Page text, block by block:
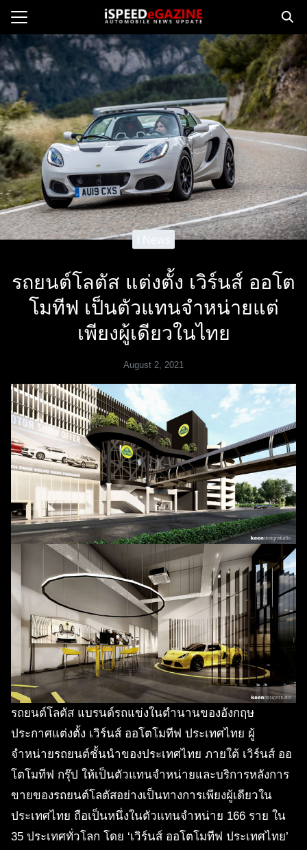
content
us
Search
for:
I News
รถยนต์โลตัส แต่งตั้ง เวิร์นส์ ออโต
โมทีฟ เป็นตัวแทนจำหน่ายแต่
เพียงผู้เดียวในไทย
August 2, 2021
รถยนต์โลตัส แบรนด์รถแข่งในตำนานของอังกฤษ
ประกาศแต่งตั้ง เวิร์นส์ ออโตโมทีฟ ประเทศไทย ผู้
จำหน่ายรถยนต์ชั้นนำของประเทศไทย ภายใต้ เวิร์นส์ ออ
โตโมทีฟ กรุ๊ป ให้เป็นตัวแทนจำหน่ายและบริการหลังการ
ขายของรถยนต์โลตัสอย่างเป็นทางการเพียงผู้เดียวใน
ประเทศไทย ถือเป็นหนึ่งในตัวแทนจำหน่าย 166 ราย ใน
35 ประเทศทั่วโลก โดย ‘เวิร์นส์ ออโตโมทีฟ ประเทศไทย’